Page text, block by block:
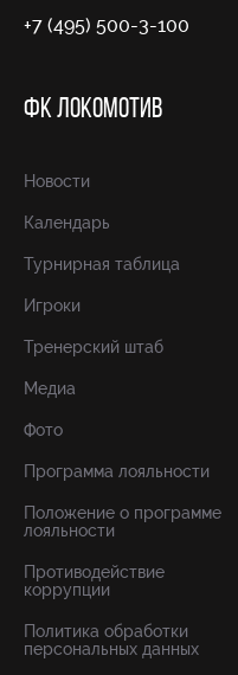
+7 (495) 500-3-100
ФК ЛОКОМОТИВ
Новости
Календарь
Турнирная таблица
Игроки
Тренерский штаб
Медиа
Фото
Программа лояльности
Положение о программе
лояльности
Противодействие
коррупции
Политика обработки
персональных данных